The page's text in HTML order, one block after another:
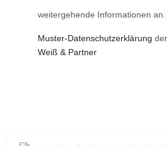
weitergehende Informationen an.
Muster-Datenschutzerklärung der
Weiß & Partner